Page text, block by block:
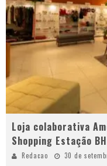
Loja colaborativa
Shopping Estação
Redacao 30 de